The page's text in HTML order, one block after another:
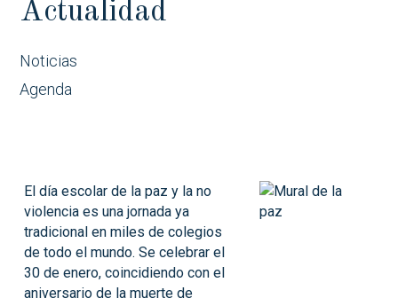
Actualidad
Noticias
Agenda
El día escolar de la paz y la no
violencia es una jornada ya
tradicional en miles de colegios
de todo el mundo. Se celebrar el
30 de enero, coincidiendo con el
aniversario de la muerte de